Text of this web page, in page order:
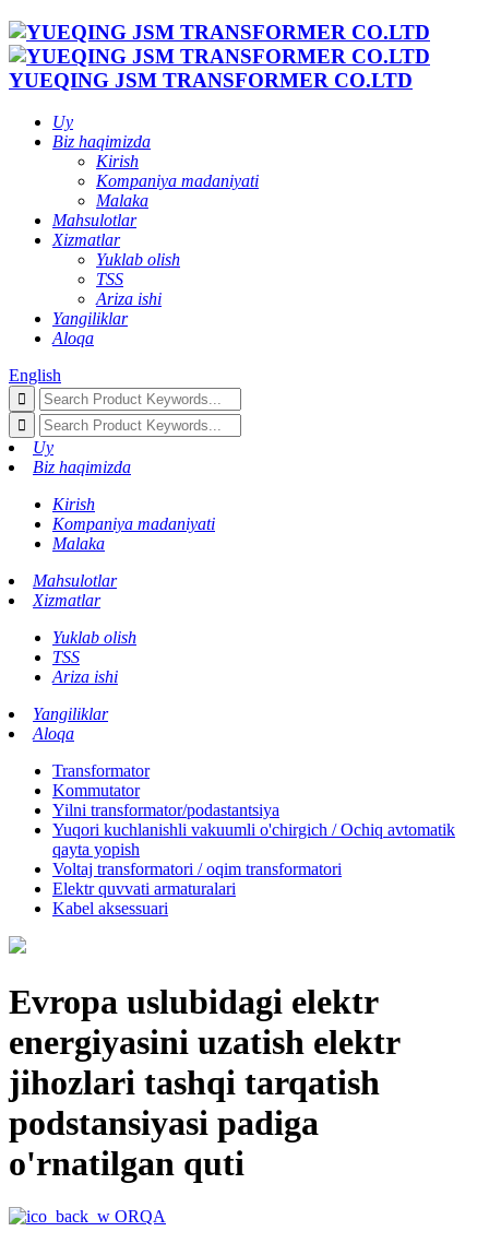
YUEQING JSM TRANSFORMER CO.LTD
Uy
Biz haqimizda
Kirish
Kompaniya madaniyati
Malaka
Mahsulotlar
Xizmatlar
Yuklab olish
TSS
Ariza ishi
Yangiliklar
Aloqa
English
Uy
Biz haqimizda
Kirish
Kompaniya madaniyati
Malaka
Mahsulotlar
Xizmatlar
Yuklab olish
TSS
Ariza ishi
Yangiliklar
Aloqa
Transformator
Kommutator
Yilni transformator/podastantsiya
Yuqori kuchlanishli vakuumli o'chirgich / Ochiq avtomatik
qayta yopish
Voltaj transformatori / oqim transformatori
Elektr quvvati armaturalari
Kabel aksessuari
Evropa uslubidagi elektr
energiyasini uzatish elektr
jihozlari tashqi tarqatish
podstansiyasi padiga
o'rnatilgan quti
ORQA